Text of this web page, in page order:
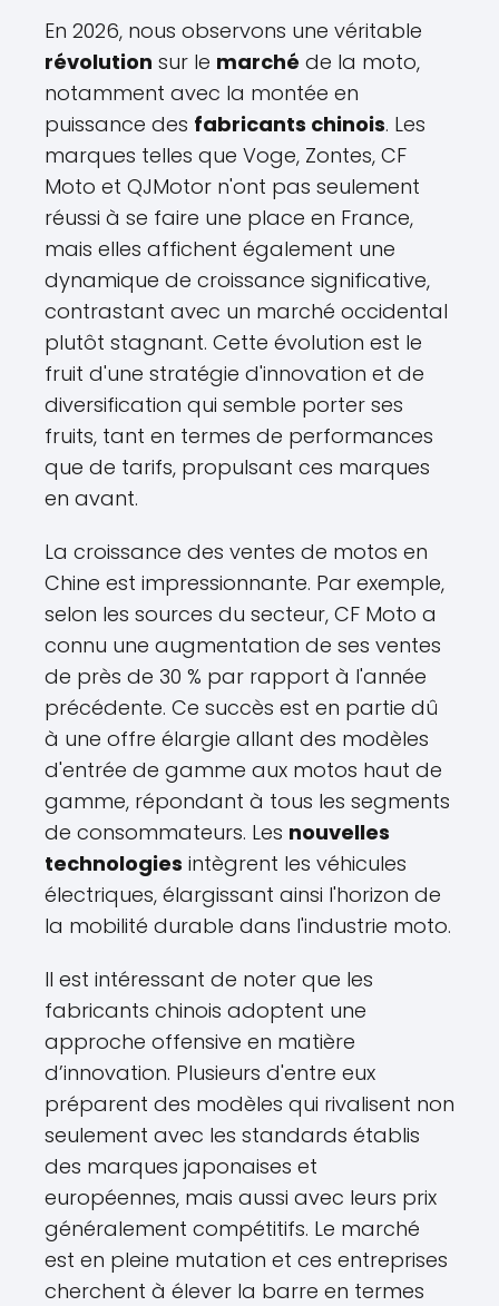
En 2026, nous observons une véritable
révolution sur le marché de la moto,
notamment avec la montée en
puissance des fabricants chinois. Les
marques telles que Voge, Zontes, CF
Moto et QJMotor n'ont pas seulement
réussi à se faire une place en France,
mais elles affichent également une
dynamique de croissance significative,
contrastant avec un marché occidental
plutôt stagnant. Cette évolution est le
fruit d'une stratégie d'innovation et de
diversification qui semble porter ses
fruits, tant en termes de performances
que de tarifs, propulsant ces marques
en avant.
La croissance des ventes de motos en
Chine est impressionnante. Par exemple,
selon les sources du secteur, CF Moto a
connu une augmentation de ses ventes
de près de 30 % par rapport à l'année
précédente. Ce succès est en partie dû
à une offre élargie allant des modèles
d'entrée de gamme aux motos haut de
gamme, répondant à tous les segments
de consommateurs. Les nouvelles
technologies intègrent les véhicules
électriques, élargissant ainsi l'horizon de
la mobilité durable dans l'industrie moto.
Il est intéressant de noter que les
fabricants chinois adoptent une
approche offensive en matière
d’innovation. Plusieurs d'entre eux
préparent des modèles qui rivalisent non
seulement avec les standards établis
des marques japonaises et
européennes, mais aussi avec leurs prix
généralement compétitifs. Le marché
est en pleine mutation et ces entreprises
cherchent à élever la barre en termes